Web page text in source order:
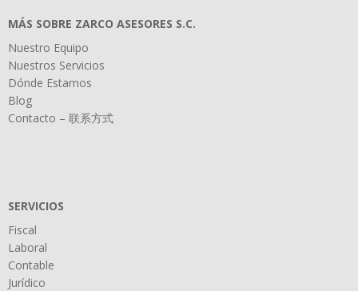
MÁS SOBRE ZARCO ASESORES S.C.
Nuestro Equipo
Nuestros Servicios
Dónde Estamos
Blog
Contacto – 联系方式
SERVICIOS
Fiscal
Laboral
Contable
Jurídico